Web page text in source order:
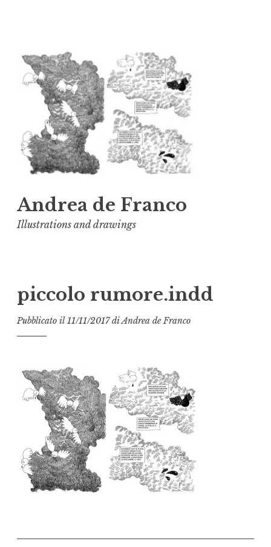
al
contenuto
Andrea de Franco
Illustrations and drawings
piccolo rumore.indd
Pubblicato il 11/11/2017 diAndrea de Franco